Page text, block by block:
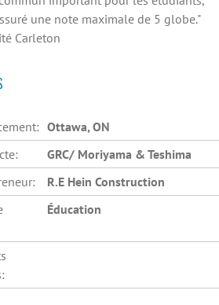
une note maximale de 5 globe."
Carleton
Ottawa, ON
GRC/ Moriyama & Teshima
R.E Hein Construction
Éducation